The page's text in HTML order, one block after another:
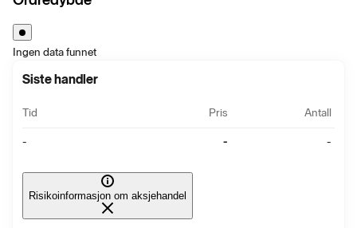
Ingen data funnet
Siste handler
Tid Pris Antall
- - -
Risikoinformasjon om aksjehandel